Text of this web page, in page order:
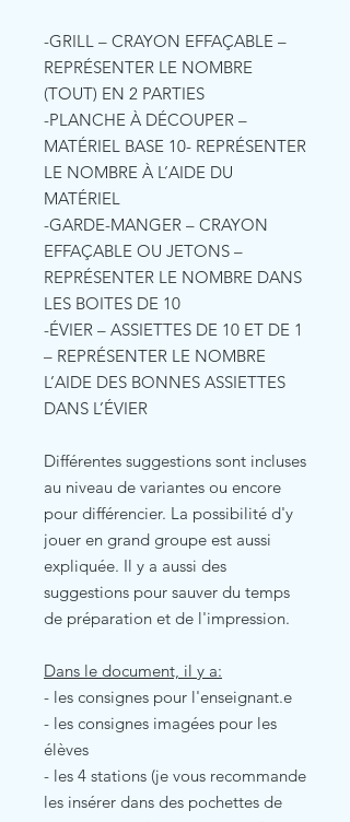
-GRILL – CRAYON EFFAÇABLE –
REPRÉSENTER LE NOMBRE
(TOUT) EN 2 PARTIES
-PLANCHE À DÉCOUPER –
MATÉRIEL BASE 10- REPRÉSENTER
LE NOMBRE À L’AIDE DU
MATÉRIEL
-GARDE-MANGER – CRAYON
EFFAÇABLE OU JETONS –
REPRÉSENTER LE NOMBRE DANS
LES BOITES DE 10
-ÉVIER – ASSIETTES DE 10 ET DE 1
– REPRÉSENTER LE NOMBRE
L’AIDE DES BONNES ASSIETTES
DANS L’ÉVIER
Différentes suggestions sont incluses
au niveau de variantes ou encore
pour différencier. La possibilité d'y
jouer en grand groupe est aussi
expliquée. Il y a aussi des
suggestions pour sauver du temps
de préparation et de l'impression.
Dans le document, il y a:
- les consignes pour l'enseignant.e
- les consignes imagées pour les
élèves
- les 4 stations (je vous recommande
les insérer dans des pochettes de